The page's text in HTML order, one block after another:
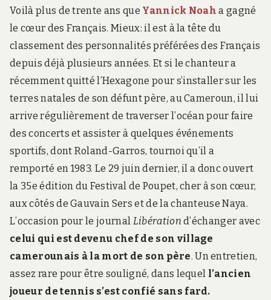
Voilà plus de trente ans que Yannick Noah a gagné
le cœur des Français. Mieux: il est à la tête du
classement des personnalités préférées des Français
depuis déjà plusieurs années. Et si le chanteur a
récemment quitté l’Hexagone pour s’installer sur les
terres natales de son défunt père, au Cameroun, il lui
arrive régulièrement de traverser l’océan pour faire
des concerts et assister à quelques événements
sportifs, dont Roland-Garros, tournoi qu’il a
remporté en 1983. Le 29 juin dernier, il a donc ouvert
la 35e édition du Festival de Poupet, cher à son cœur,
aux côtés de Gauvain Sers et de la chanteuse Naya.
L’occasion pour le journal Libération d’échanger avec
celui qui est devenu chef de son village
camerounais à la mort de son père. Un entretien,
assez rare pour être souligné, dans lequel l’ancien
joueur de tennis s’est confié sans fard.